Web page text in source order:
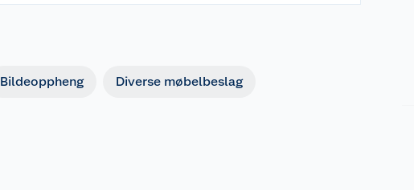
Bildeoppheng Diverse møbelbeslag